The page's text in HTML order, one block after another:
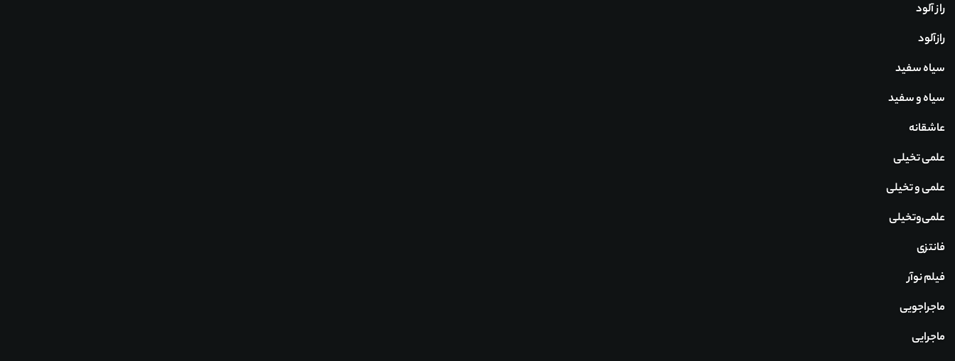
راز آلود
رازآلود
سیاه سفید
سیاه و سفید
عاشقانه
علمی تخیلی
علمی و تخیلی
علمی‌و‌تخیلی
فانتزی
فیلم نوآر
ماجراجویی
ماجرایی